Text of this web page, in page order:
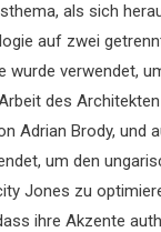
als sich
auf zwei
wurde verwendet,
des
Adrian Brody, und
um den
Jones zu
ihre Akzente